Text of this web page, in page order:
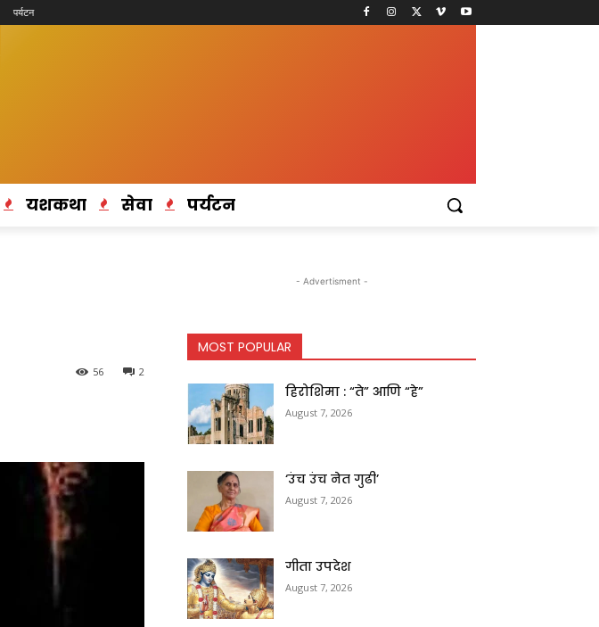
पर्यटन
यशकथा सेवा पर्यटन
2
56
- Advertisment -
MOST POPULAR
हिरोशिमा : “ते” आणि “हे”
August 7, 2026
‘उंच उंच नेत गुढी’
August 7, 2026
गीता उपदेश
August 7, 2026